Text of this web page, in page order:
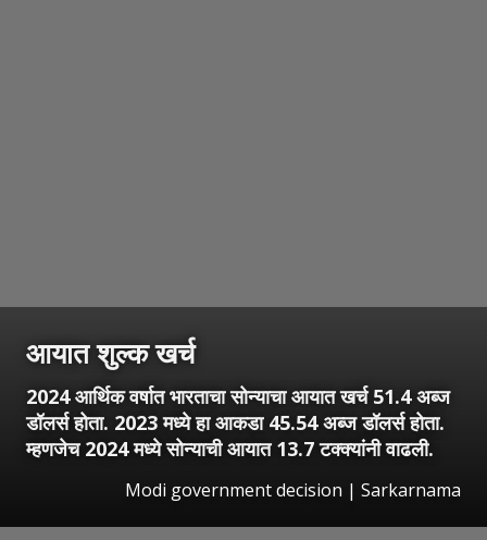
आयात शुल्क खर्च
2024 आर्थिक वर्षात भारताचा सोन्याचा आयात खर्च 51.4 अब्ज
डॉलर्स होता. 2023 मध्ये हा आकडा 45.54 अब्ज डॉलर्स होता.
म्हणजेच 2024 मध्ये सोन्याची आयात 13.7 टक्क्यांनी वाढली.
Modi government decision | Sarkarnama